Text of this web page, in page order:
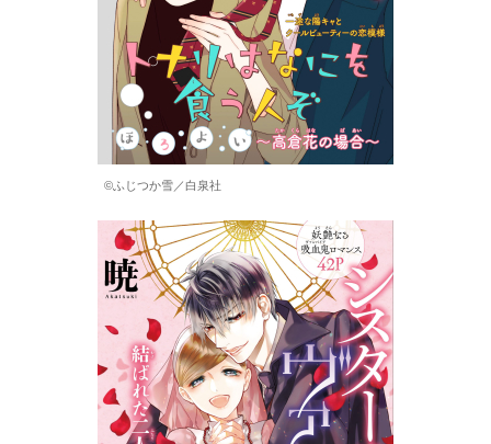
©ふじつか雪／白泉社